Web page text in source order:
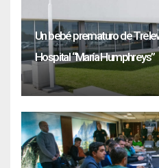
Un bebé prematuro de
Hospital “María Humphreys”